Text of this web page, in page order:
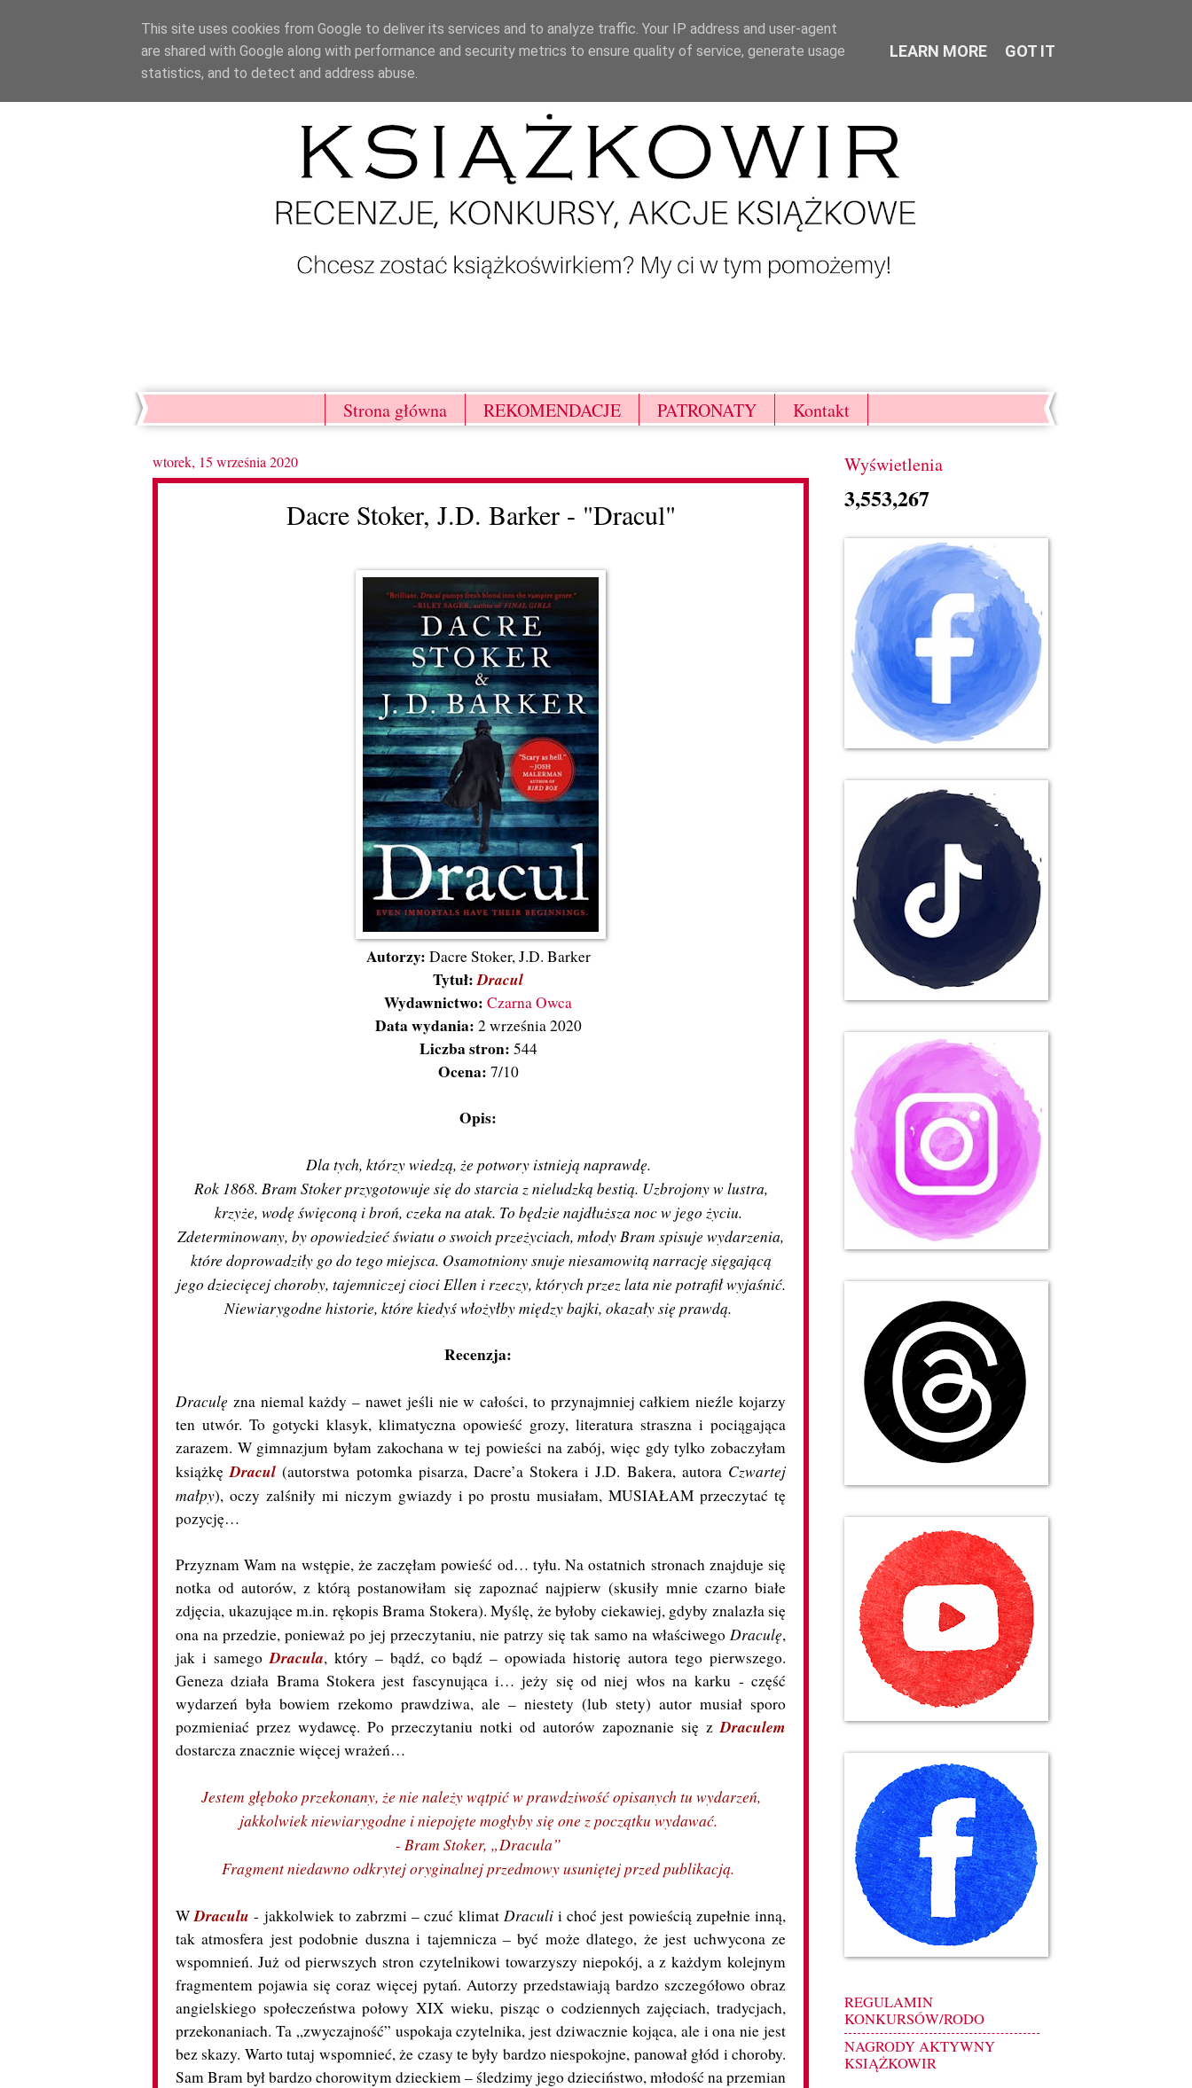
Strona główna REKOMENDACJE PATRONATY Kontakt
wtorek, 15 września 2020
Dacre Stoker, J.D. Barker - "Dracul"
Autorzy: Dacre Stoker, J.D. Barker
Tytuł: Dracul
Wydawnictwo: Czarna Owca
Data wydania: 2 września 2020
Liczba stron: 544
Ocena: 7/10
Opis:
Dla tych, którzy wiedzą, że potwory istnieją naprawdę.
Rok 1868. Bram Stoker przygotowuje się do starcia z nieludzką bestią. Uzbrojony w lustra,
krzyże, wodę święconą i broń, czeka na atak. To będzie najdłuższa noc w jego życiu.
Zdeterminowany, by opowiedzieć światu o swoich przeżyciach, młody Bram spisuje wydarzenia,
które doprowadziły go do tego miejsca. Osamotniony snuje niesamowitą narrację sięgającą
jego dziecięcej choroby, tajemniczej cioci Ellen i rzeczy, których przez lata nie potrafił wyjaśnić.
Niewiarygodne historie, które kiedyś włożyłby między bajki, okazały się prawdą.
Recenzja:
Draculę zna niemal każdy – nawet jeśli nie w całości, to przynajmniej całkiem nieźle kojarzy
ten utwór. To gotycki klasyk, klimatyczna opowieść grozy, literatura straszna i pociągająca
zarazem. W gimnazjum byłam zakochana w tej powieści na zabój, więc gdy tylko zobaczyłam
książkęDracul(autorstwa potomka pisarza, Dacre’a Stokera i J.D. Bakera, autora Czwartej
małpy), oczy zalśniły mi niczym gwiazdy i po prostu musiałam, MUSIAŁAM przeczytać tę
pozycję…
Przyznam Wam na wstępie, że zaczęłam powieść od… tyłu. Na ostatnich stronach znajduje się
notka od autorów, z którą postanowiłam się zapoznać najpierw (skusiły mnie czarno białe
zdjęcia, ukazujące m.in. rękopis Brama Stokera). Myślę, że byłoby ciekawiej, gdyby znalazła się
ona na przedzie, ponieważ po jej przeczytaniu, nie patrzy się tak samo na właściwego Draculę,
jak i samego Dracula, który – bądź, co bądź – opowiada historię autora tego pierwszego.
Geneza działa Brama Stokera jest fascynująca i… jeży się od niej włos na karku - część
wydarzeń była bowiem rzekomo prawdziwa, ale – niestety (lub stety) autor musiał sporo
pozmieniać przez wydawcę. Po przeczytaniu notki od autorów zapoznanie się z Draculem
dostarcza znacznie więcej wrażeń…
Jestem głęboko przekonany, że nie należy wątpić w prawdziwość opisanych tu wydarzeń,
jakkolwiek niewiarygodne i niepojęte mogłyby się one z początku wydawać.
- Bram Stoker, „Dracula”
Fragment niedawno odkrytej oryginalnej przedmowy usuniętej przed publikacją.
WDraculu- jakkolwiek to zabrzmi – czuć klimat Draculii choć jest powieścią zupełnie inną,
tak atmosfera jest podobnie duszna i tajemnicza – być może dlatego, że jest uchwycona ze
wspomnień. Już od pierwszych stron czytelnikowi towarzyszy niepokój, a z każdym kolejnym
fragmentem pojawia się coraz więcej pytań. Autorzy przedstawiają bardzo szczegółowo obraz
angielskiego społeczeństwa połowy XIX wieku, pisząc o codziennych zajęciach, tradycjach,
przekonaniach. Ta „zwyczajność” uspokaja czytelnika, jest dziwacznie kojąca, ale i ona nie jest
bez skazy. Warto tutaj wspomnieć, że czasy te były bardzo niespokojne, panował głód i choroby.
Sam Bram był bardzo chorowitym dzieckiem – śledzimy jego dzieciństwo, młodość na przemian
Wyświetlenia
3,553,267
REGULAMIN
KONKURSÓW/RODO
NAGRODY AKTYWNY
KSIĄŻKOWIR
This site uses cookies from Google to deliver its services and to analyze traffic. Your IP address and user-agent
are shared with Google along with performance and security metrics to ensure quality of service, generate usage
statistics, and to detect and address abuse.
LEARN MORE GOT IT